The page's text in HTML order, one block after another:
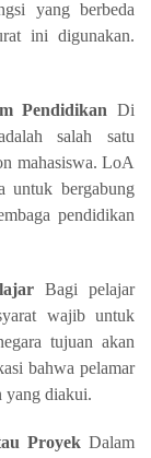
yang berbeda
ini digunakan.
Pendidikan Di
salah satu
mahasiswa. LoA
untuk bergabung
pendidikan
Bagi pelajar
wajib untuk
tujuan akan
bahwa pelamar
yang diakui.
Proyek Dalam